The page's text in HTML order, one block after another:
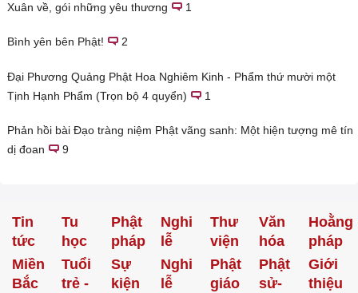
Xuân về, gói những yêu thương 1
Bình yên bên Phật! 2
Đại Phương Quảng Phật Hoa Nghiêm Kinh - Phẩm thứ mười một
Tịnh Hạnh Phẩm (Trọn bộ 4 quyển)
1
Phản hồi bài Đạo tràng niệm Phật vãng sanh: Một hiện tượng mê tín
dị đoan
9
Tin
tức
Miền
Bắc
Tu
học
Tuổi
trẻ -
Phật
pháp
Sự
kiện
Nghi
lễ
Nghi
lễ
Thư
viện
Phật
giáo
Văn
hóa
Phật
sử-
Hoằng
pháp
Giới
thiệu